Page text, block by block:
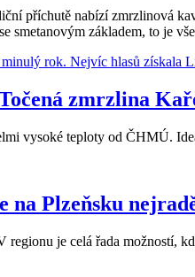
příchutě nabízí zmrzlinová
smetanovým základem, to je
zmrzlina
vysoké teploty od ČHMÚ.
na Plzeňsku
je celá řada možností,